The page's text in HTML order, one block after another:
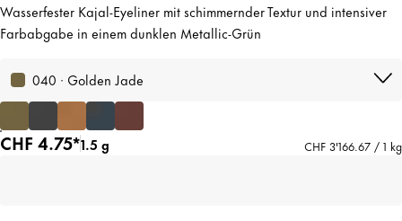
Wasserfester Kajal-Eyeliner mit schimmernder Textur und intensiver
Farbabgabe in einem dunklen Metallic-Grün
040 · Golden Jade
CHF 4.75*1.5 g CHF 3'166.67 / 1 kg